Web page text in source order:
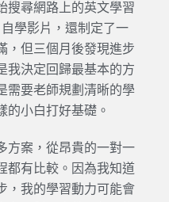
搜尋網路上的英文學習
學影片，還制定了一
，但三個月後發現進步
我決定回歸最基本的方
要老師規劃清晰的學
的小白打好基礎。
方案，從昂貴的一對一
都有比較。因為我知道
，我的學習動力可能會